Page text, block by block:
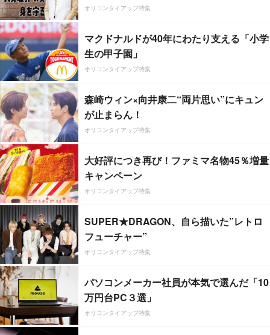
オリコンタイアップ特集
マクドナルドが40年にわたり支える「小学
生の甲子園」
オリコンタイアップ特集
森崎ウィン×向井康二“両片思い”にキュン
が止まらん！
オリコンタイアップ特集
大好評につき再び！ファミマ名物45％増量
キャンペーン
オリコンタイアップ特集
SUPER★DRAGON、自ら描いた”レトロ
フューチャー”
オリコンタイアップ特集
パソコンメーカー社員が本気で選んだ「10
万円台PC３選」
オリコンタイアップ特集